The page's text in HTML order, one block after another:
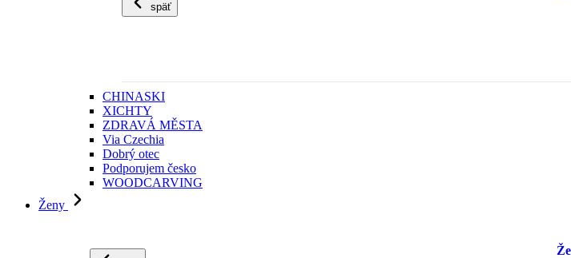
späť
CHINASKI
XICHTY
ZDRAVÁ MĚSTA
Via Czechia
Dobrý otec
Podporujem česko
WOODCARVING
Ženy